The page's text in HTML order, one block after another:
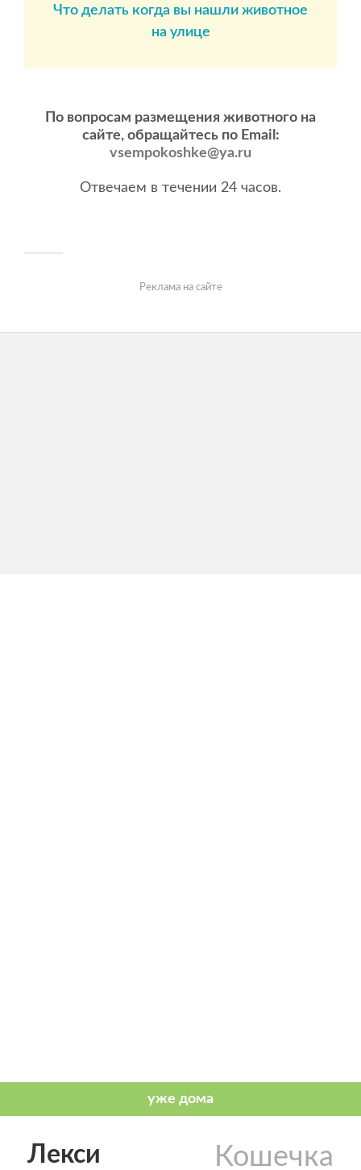
Что делать когда вы нашли животное
на улице
По вопросам размещения животного на
сайте, обращайтесь по Email:
vsempokoshke@ya.ru
Отвечаем в течении 24 часов.
Реклама на сайте
Кошечка
Лекси